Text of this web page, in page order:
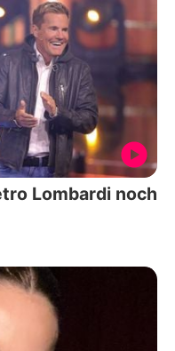
Lombardi noch